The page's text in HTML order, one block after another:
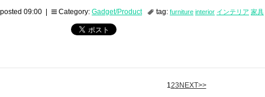
posted 09:00 | Category: Gadget/Product tag: furniture interior インテリア 家具
123 NEXT>>